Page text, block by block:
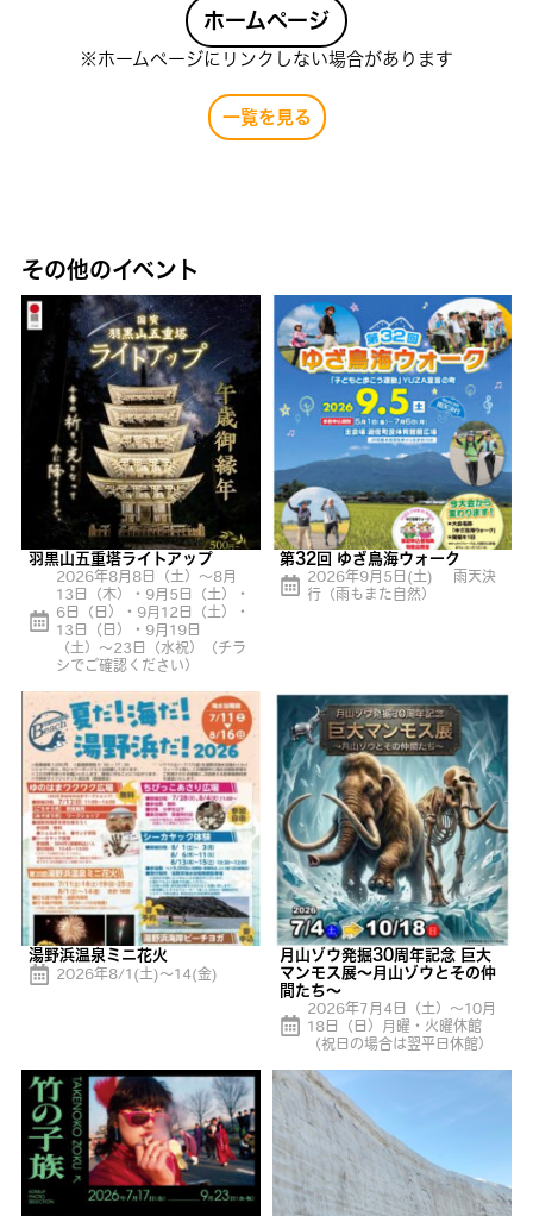
ホームページ
※ホームページにリンクしない場合があります
一覧を見る
その他のイベント
羽黒山五重塔ライトアップ
2026年8月8日（土）〜8月
13日（木）・9月5日（土）・
6日（日）・9月12日（土）・
13日（日）・9月19日
（土）〜23日（水祝）（チラ
シでご確認ください）
第32回 ゆざ鳥海ウォーク
2026年9月5日(土) 雨天決
行（雨もまた自然）
湯野浜温泉ミニ花火
2026年8/1(土)〜14(金)
月山ゾウ発掘30周年記念 巨大
マンモス展〜月山ゾウとその仲
間たち〜
2026年7月4日（土）～10月
18日（日）月曜・火曜休館
（祝日の場合は翌平日休館）